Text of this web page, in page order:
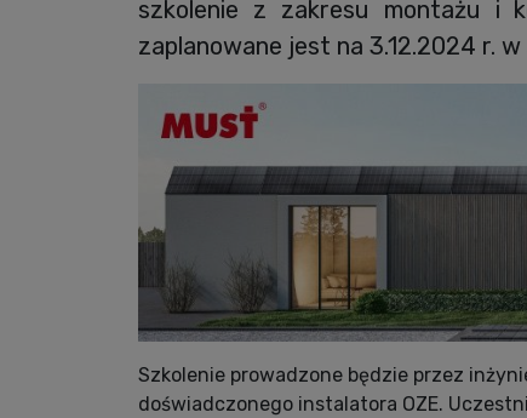
szkolenie z zakresu montażu i
zaplanowane jest na 3.12.2024 r.
Szkolenie prowadzone będzie przez
doświadczonego instalatora OZE.